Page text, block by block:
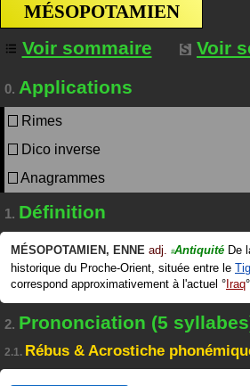
MÉSOPOTAMIEN
Voir sommaire
Voir
0. Applications
Rimes
Dico inverse
Anagrammes
1. Définition
MÉSOPOTAMIEN , ENNE adj. #Antiquité De
historique du Proche-Orient, située entre le
correspond approximativement à l'actuel
Iraq
2. Prononciation (5
2.1. Rébus & Acrostiche